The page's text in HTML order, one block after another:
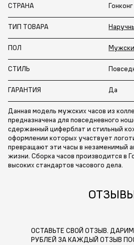
СТРАНА Гонконг
ТИП ТОВАРА
ПОЛ
СТИЛЬ
ГАРАНТИЯ Да
Данная модель мужских часов из
предназначена для повседневного
сдержанный циферблат и стильный
оформлении которых участвует
превращают эти часы в незаменимый
жизни. Сборка часов производится в
высоких стандартов часового дела.
ОСТАВЬТЕ СВОЙ ОТЗЫВ.
РУБЛЕЙ ЗА КАЖДЫЙ ОТЗЫВ